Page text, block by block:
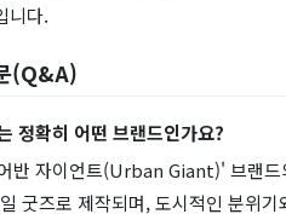
니다.
(Q&A)
정확히 어떤 브랜드인가요?
반 자이언트(Urban Giant)' 브랜드
굿즈로 제작되며, 도시적인 분위